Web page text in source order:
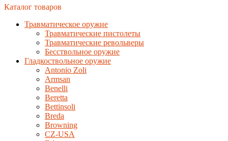
Каталог товаров
Травматическое оружие
Травматические пистолеты
Травматические револьверы
Бесствольное оружие
Гладкоствольное оружие
Antonio Zoli
Armsan
Benelli
Beretta
Bettinsoli
Breda
Browning
CZ-USA